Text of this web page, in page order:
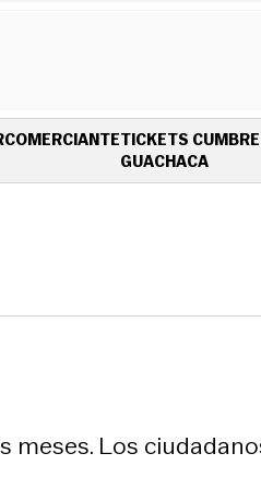
COMERCIANTETICKETS CUMBRE
GUACHACA
meses. Los